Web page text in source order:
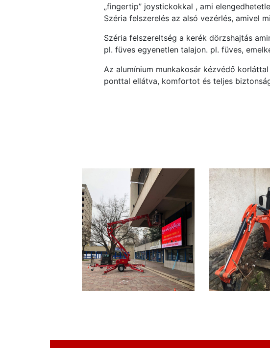
„fingertip” joystickokkal , ami
Széria felszerelés az alsó vezérlés, amivel
Széria felszereltség a kerék dörzshajtás
pl. füves egyenetlen talajon. pl. füves,
Az alumínium munkakosár kézvédő
ponttal ellátva, komfortot és teljes